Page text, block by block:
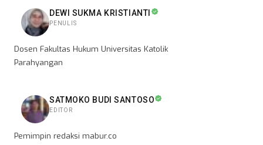
DEWI SUKMA KRISTIANTI
PENULIS
Dosen Fakultas Hukum Universitas Katolik
Parahyangan
SATMOKO BUDI SANTOSO
EDITOR
Pemimpin redaksi mabur.co